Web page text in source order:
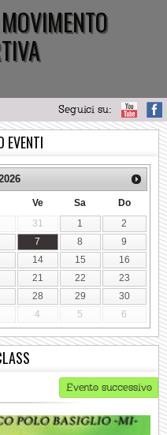
Seguici su:
EVENTI
Ve Sa
Do
31 1
2
7 8
9
14 15
16
21 22
23
28 29
30
4 5 6
Evento successivo